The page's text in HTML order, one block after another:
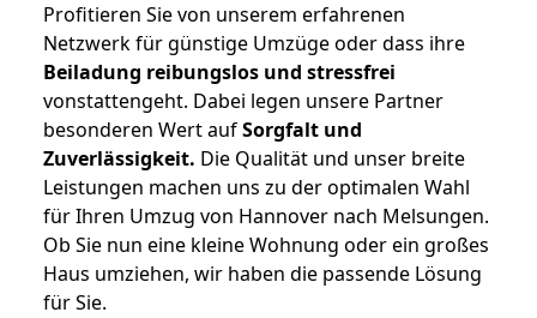
Profitieren Sie von unserem erfahrenen
Netzwerk für günstige Umzüge oder dass ihre
Beiladung reibungslos und stressfrei
vonstattengeht. Dabei legen unsere Partner
besonderen Wert aufSorgfalt und
Zuverlässigkeit. Die Qualität und unser breite
Leistungen machen uns zu der optimalen Wahl
für Ihren Umzug von Hannover nach Melsungen.
Ob Sie nun eine kleine Wohnung oder ein großes
Haus umziehen, wir haben die passende Lösung
für Sie.